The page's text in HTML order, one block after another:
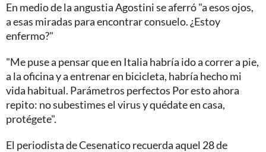
En medio de la angustia Agostini se aferró "a esos ojos,
a esas miradas para encontrar consuelo. ¿Estoy
enfermo?"
"Me puse a pensar que en Italia habría ido a correr a pie,
a la oficina y a entrenar en bicicleta, habría hecho mi
vida habitual. Parámetros perfectos Por esto ahora
repito: no subestimes el virus y quédate en casa,
protégete".
El periodista de Cesenatico recuerda aquel 28 de